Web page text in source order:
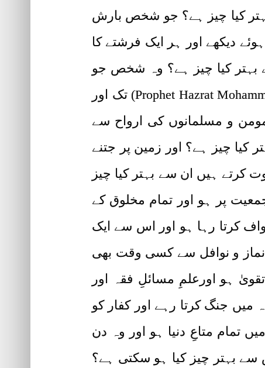
کیا چیز ہے؟ جو شخص بارش
دیکھے اور ہر ایک فرشتے کا
بہتر کیا چیز ہے؟ وہ شخص جو
حضرت آدم علیہ السلام سے لے کر خاتم النبیین (Prophet Hazrat Mohammad Sallallahu Alaihi Wa Alyhe Wasallam) تک اور
مومن و مسلمانوں کی ارواح سے
کیا چیز ہے؟ اور زمین پر جتنے
ہیں ان سے بہتر کیا چیز
پر ہو اور تمام مخلوق کے
کرتا رہا ہو اور اس سے ایک
و نوافل سے کسی وقت بھی
ہو اورعلمِ مسائلِ فقہ اور
میں جنگ کرتا رہے اور کفار کو
متاعِ دنیا ہو اور وہ دن
سے بہتر چیز کیا ہو سکتی ہے؟